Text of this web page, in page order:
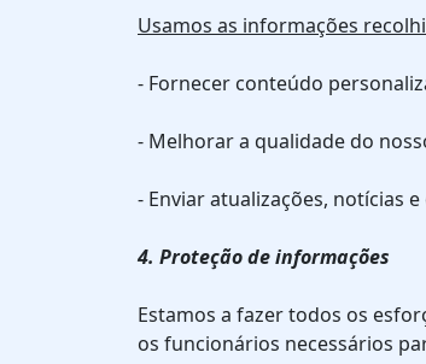
Usamos as informações
- Fornecer conteúdo
- Melhorar a qualidade do
- Enviar atualizações, notícias
4. Proteção de informações
Estamos a fazer todos os
os funcionários necessários